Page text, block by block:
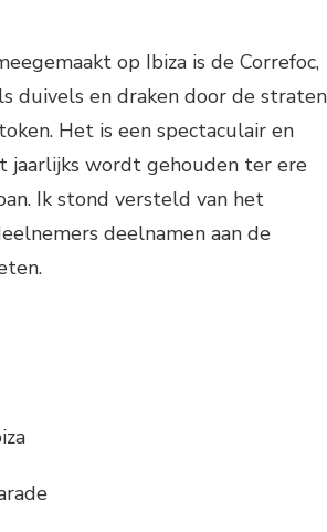
op Ibiza is de Correfoc,
duivels en draken door de straten
Het is een spectaculair en
jaarlijks wordt gehouden ter ere
Ik stond versteld van het
deelnamen aan de